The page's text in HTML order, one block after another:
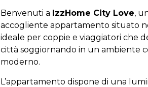
Benvenuti a IzzHome City Love,
accogliente appartamento situato
ideale per coppie e viaggiatori che
città soggiornando in un ambiente
moderno.
L’appartamento dispone di una